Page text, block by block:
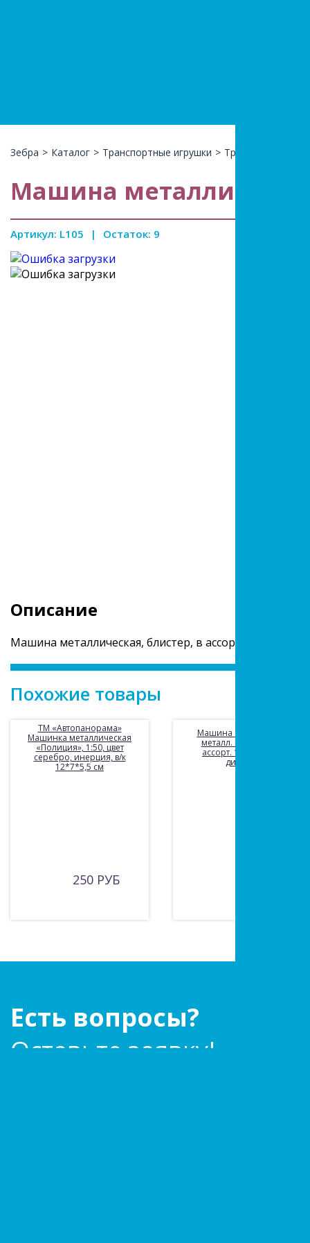
Зебра > Каталог > Транспортные игрушки > Транспорт
Машина
Артикул: L105 | Остаток: 9
Описание
Машина металлическая, блистер, в ассортименте
Похожие товары
ТМ «Автопанорама»
Машинка металлическая
«Полиция», 1:50, цвет
серебро, инерция, в/к
12*7*5,5 см
250 РУБ
Машина «Технопарк»
металл. Пожарная в
ассорт. 1:72 в кор. в
дисплее
Есть вопросы?
Оставьте заявку!